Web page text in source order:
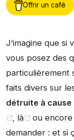
Offrir un café
J’imagine que si
vous posez des
particulièrement
faits divers sur
détruite à cause
, là ou encore
demander : et si